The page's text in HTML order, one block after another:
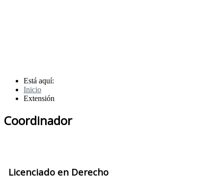
Está aquí:
Inicio
Extensión
Coordinador
Licenciado en Derecho